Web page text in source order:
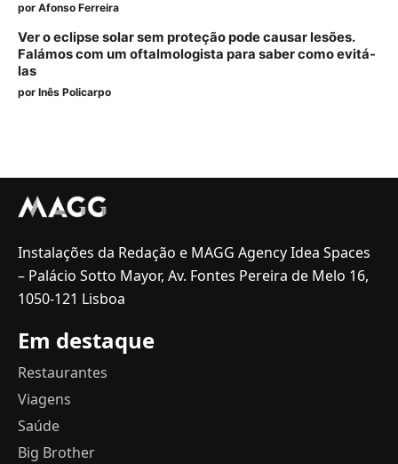
por Afonso Ferreira
Ver o eclipse solar sem proteção pode causar lesões.
Falámos com um oftalmologista para saber como evitá-
las
por Inês Policarpo
Instalações da Redação e MAGG Agency Idea Spaces
– Palácio Sotto Mayor, Av. Fontes Pereira de Melo 16,
1050-121 Lisboa
Em destaque
Restaurantes
Viagens
Saúde
Big Brother